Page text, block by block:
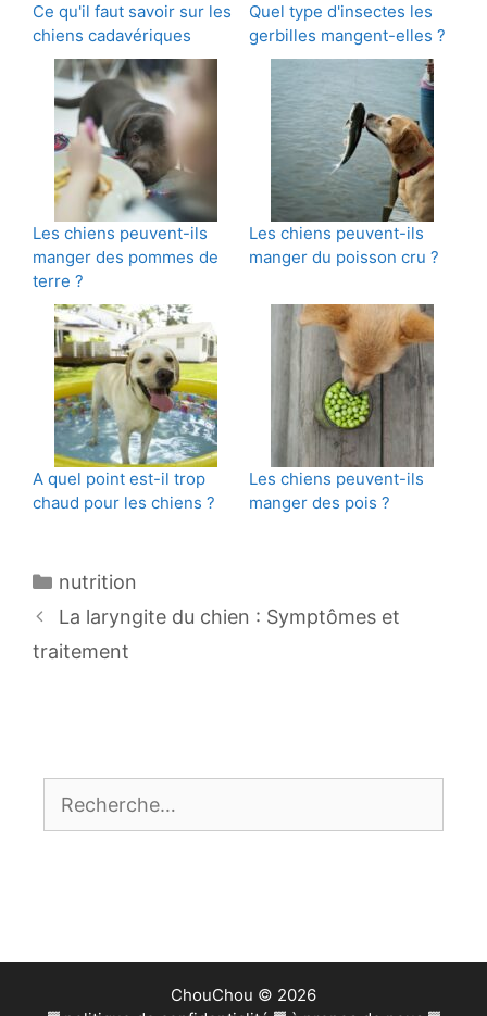
Ce qu'il faut savoir sur les
chiens cadavériques
Quel type d'insectes les
gerbilles mangent-elles ?
Les chiens peuvent-ils
manger des pommes de
terre ?
Les chiens peuvent-ils
manger du poisson cru ?
A quel point est-il trop
chaud pour les chiens ?
Les chiens peuvent-ils
manger des pois ?
Catégories
nutrition
Navigation
des
La laryngite du chien : Symptômes et
traitement
ChouChou © 2026